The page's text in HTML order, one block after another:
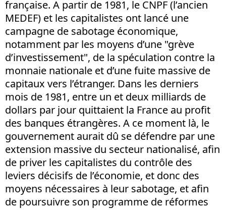
française. A partir de 1981, le CNPF (l’ancien
MEDEF) et les capitalistes ont lancé une
campagne de sabotage économique,
notamment par les moyens d’une "grève
d’investissement", de la spéculation contre la
monnaie nationale et d’une fuite massive de
capitaux vers l’étranger. Dans les derniers
mois de 1981, entre un et deux milliards de
dollars par jour quittaient la France au profit
des banques étrangères. A ce moment là, le
gouvernement aurait dû se défendre par une
extension massive du secteur nationalisé, afin
de priver les capitalistes du contrôle des
leviers décisifs de l’économie, et donc des
moyens nécessaires à leur sabotage, et afin
de poursuivre son programme de réformes